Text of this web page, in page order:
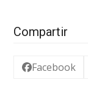
Compartir
Facebook